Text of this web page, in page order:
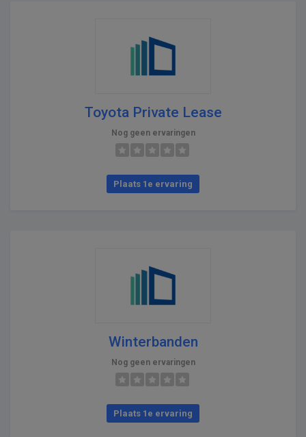
Toyota Private Lease
Nog geen ervaringen
Plaats 1e ervaring
Winterbanden
Nog geen ervaringen
Plaats 1e ervaring